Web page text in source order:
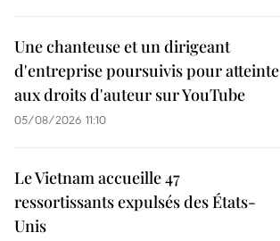
Une chanteuse et un dirigeant
d'entreprise poursuivis pour atteinte
aux droits d'auteur sur YouTube
05/08/2026 11:10
Le Vietnam accueille 47
ressortissants expulsés des États-
Unis